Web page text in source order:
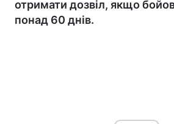
отримати дозвіл, якщо
понад 60 днів.